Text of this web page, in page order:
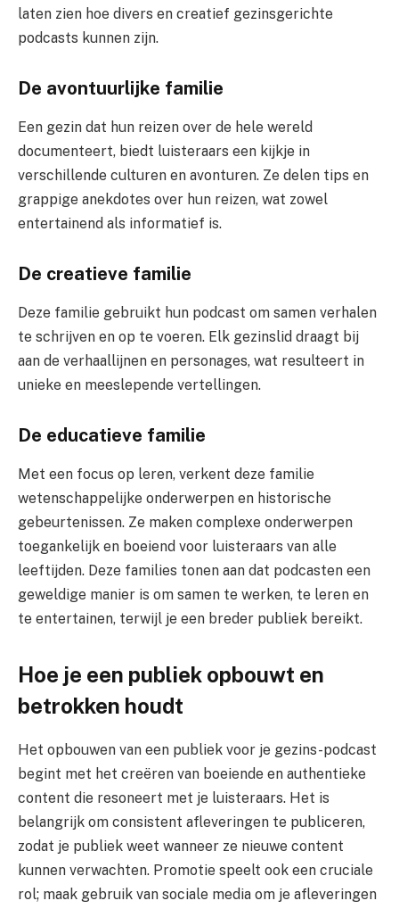
laten zien hoe divers en creatief gezinsgerichte
podcasts kunnen zijn.
De avontuurlijke familie
Een gezin dat hun reizen over de hele wereld
documenteert, biedt luisteraars een kijkje in
verschillende culturen en avonturen. Ze delen tips en
grappige anekdotes over hun reizen, wat zowel
entertainend als informatief is.
De creatieve familie
Deze familie gebruikt hun podcast om samen verhalen
te schrijven en op te voeren. Elk gezinslid draagt bij
aan de verhaallijnen en personages, wat resulteert in
unieke en meeslepende vertellingen.
De educatieve familie
Met een focus op leren, verkent deze familie
wetenschappelijke onderwerpen en historische
gebeurtenissen. Ze maken complexe onderwerpen
toegankelijk en boeiend voor luisteraars van alle
leeftijden. Deze families tonen aan dat podcasten een
geweldige manier is om samen te werken, te leren en
te entertainen, terwijl je een breder publiek bereikt.
Hoe je een publiek opbouwt en
betrokken houdt
Het opbouwen van een publiek voor je gezins-podcast
begint met het creëren van boeiende en authentieke
content die resoneert met je luisteraars. Het is
belangrijk om consistent afleveringen te publiceren,
zodat je publiek weet wanneer ze nieuwe content
kunnen verwachten. Promotie speelt ook een cruciale
rol; maak gebruik van sociale media om je afleveringen